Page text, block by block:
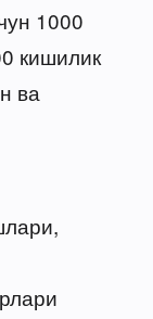
1000
кишилик
ва